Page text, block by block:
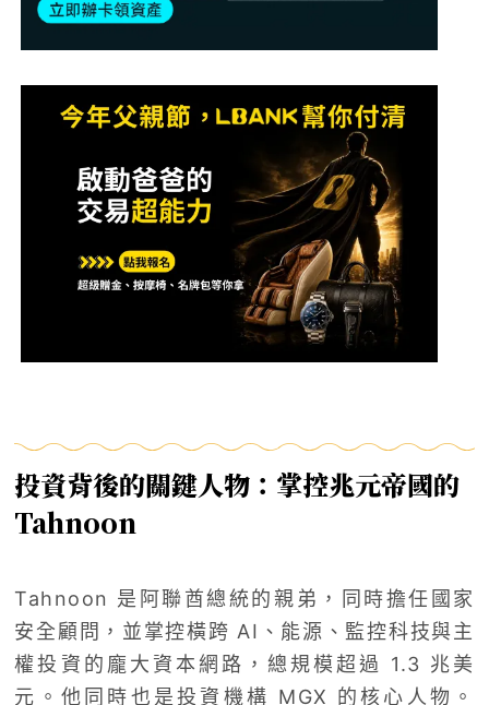
投資背後的關鍵人物：掌控兆元帝國的
Tahnoon
Tahnoon 是阿聯酋總統的親弟，同時擔任國家
安全顧問，並掌控橫跨 AI、能源、監控科技與主
權投資的龐大資本網路，總規模超過 1.3 兆美
元。他同時也是投資機構 MGX 的核心人物。